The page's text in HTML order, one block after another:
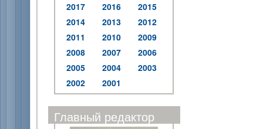
2017
2016
2015
2014
2013
2012
2011
2010
2009
2008
2007
2006
2005
2004
2003
2002
2001
Главный редактор